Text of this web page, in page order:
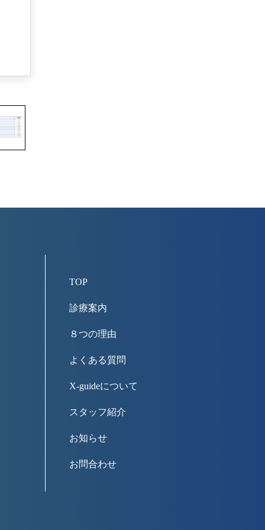
TOP
診療案内
８つの理由
よくある質問
X-guideについて
スタッフ紹介
お知らせ
お問合わせ